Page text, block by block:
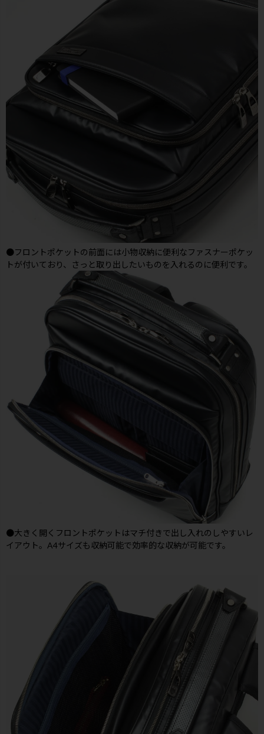
●フロントポケットの前面には小物収納に便利なファスナーポケッ
トが付いており、さっと取り出したいものを入れるのに便利です。
●大きく開くフロントポケットはマチ付きで出し入れのしやすいレ
イアウト。A4サイズも収納可能で効率的な収納が可能です。